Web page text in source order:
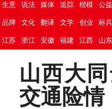
生意 说法 媒体 追踪 楷模 公益
品牌 文化 翻译 文学 创业 标兵
江苏 浙江 安徽 福建 江西 山东
山西大
交通险情